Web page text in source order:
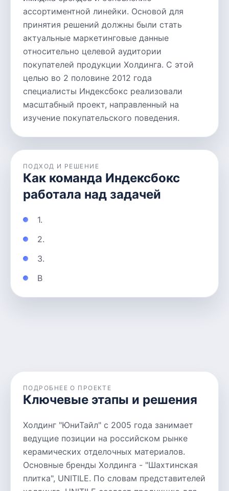
ассортиментной линейки. Основой для
принятия решений должны были стать
актуальные маркетинговые данные
относительно целевой аудитории
покупателей продукции Холдинга. С этой
целью во 2 половине 2012 года
специалисты Индексбокс реализовали
масштабный проект, направленный на
изучение покупательского поведения.
ПОДХОД И РЕШЕНИЕ
Как команда Индексбокс
работала над задачей
1.
2.
3.
В
ПОДРОБНЕЕ О ПРОЕКТЕ
Ключевые этапы и решения
Холдинг "ЮниТайл" с 2005 года занимает
ведущие позиции на российском рынке
керамических отделочных материалов.
Основные бренды Холдинга - "Шахтинская
плитка", UNITILE. По словам представителей